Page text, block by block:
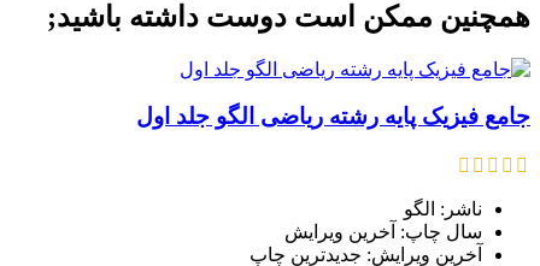
همچنین ممکن است دوست داشته باشید;
جامع فیزیک پایه رشته ریاضی الگو جلد اول
ناشر: الگو
سال چاپ: آخرین ویرایش
آخرین ویرایش: جدیدترین چاپ